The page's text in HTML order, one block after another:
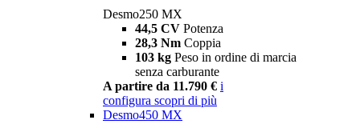
Desmo250 MX
44,5 CV Potenza
28,3 Nm Coppia
103 kg Peso in ordine di marcia
senza carburante
A partire da 11.790 € i
configura scopri di più
Desmo450 MX